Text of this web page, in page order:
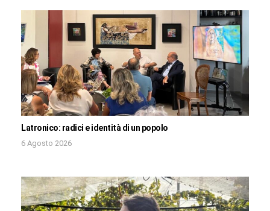
Latronico: radici e identità di un popolo
6 Agosto 2026